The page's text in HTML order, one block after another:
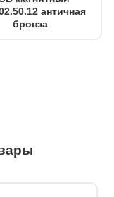
античная
бронза